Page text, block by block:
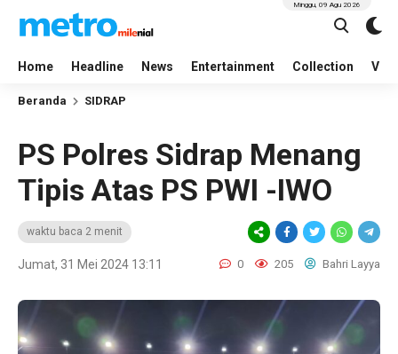
Home Headline News Entertainment Collection
Minggu, 09 Agu 2026
Beranda SIDRAP
PS Polres Sidrap Menang
Tipis Atas PS PWI -IWO
waktu baca 2 menit
Jumat, 31 Mei 2024 13:11 0 205 Bahri Layya